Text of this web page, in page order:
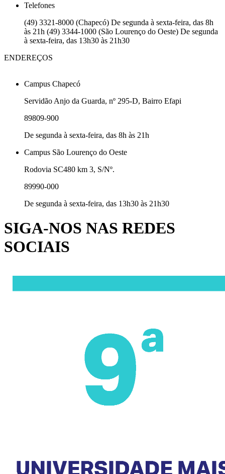
Telefones
(49) 3321-8000 (Chapecó) De segunda à sexta-feira, das 8h
às 21h (49) 3344-1000 (São Lourenço do Oeste) De segunda
à sexta-feira, das 13h30 às 21h30
ENDEREÇOS
Campus Chapecó
Servidão Anjo da Guarda, nº 295-D, Bairro Efapi
89809-900
De segunda à sexta-feira, das 8h às 21h
Campus São Lourenço do Oeste
Rodovia SC480 km 3, S/Nº.
89990-000
De segunda à sexta-feira, das 13h30 às 21h30
SIGA-NOS NAS REDES
SOCIAIS